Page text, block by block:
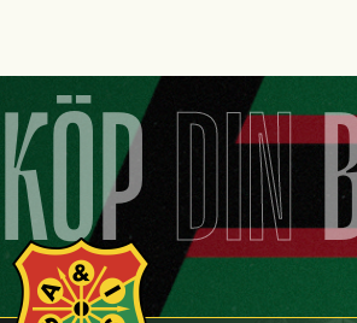
KÖPDIN